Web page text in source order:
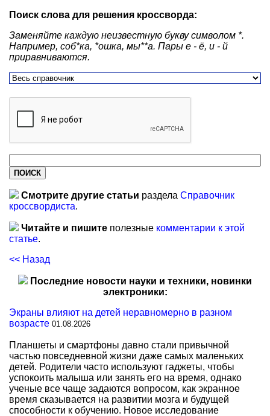
Поиск слова для решения кроссворда:
Заменяйте каждую неизвестную букву символом *.
Например, соб*ка, *ошка, мы**а. Пары е - ё, и - й
приравниваются.
Смотрите другие статьи раздела Справочник
кроссвордиста.
Читайте и пишите полезные комментарии к этой
статье.
<< Назад
Последние новости науки и техники, новинки
электроники:
Экраны влияют на детей неравномерно в разном
возрасте 01.08.2026
Планшеты и смартфоны давно стали привычной
частью повседневной жизни даже самых маленьких
детей. Родители часто используют гаджеты, чтобы
успокоить малыша или занять его на время, однако
ученые все чаще задаются вопросом, как экранное
время сказывается на развитии мозга и будущей
способности к обучению. Новое исследование